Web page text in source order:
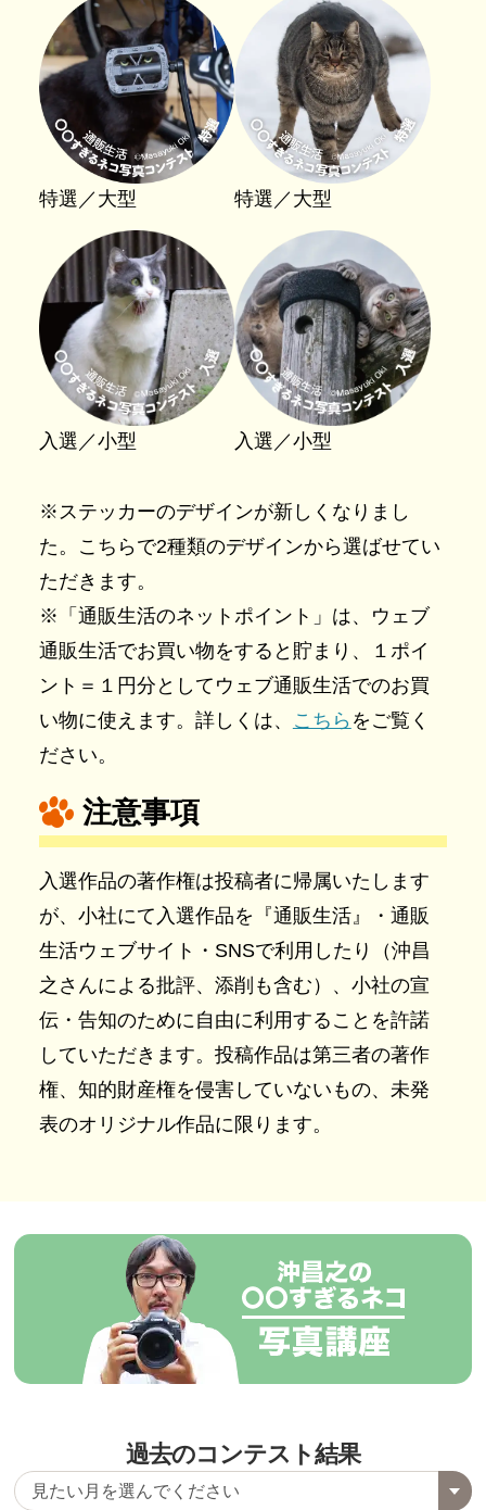
特選／大型 特選／大型
入選／小型 入選／小型
※ステッカーのデザインが新しくなりまし
た。こちらで2種類のデザインから選ばせてい
ただきます。
※「通販生活のネットポイント」は、ウェブ
通販生活でお買い物をすると貯まり、１ポイ
ント＝１円分としてウェブ通販生活でのお買
い物に使えます。詳しくは、
こちら をご覧く
ださい。
注意事項
入選作品の著作権は投稿者に帰属いたします
が、小社にて入選作品を『通販生活』・通販
生活ウェブサイト・SNSで利用したり（沖昌
之さんによる批評、添削も含む）、小社の宣
伝・告知のために自由に利用することを許諾
していただきます。投稿作品は第三者の著作
権、知的財産権を侵害していないもの、未発
表のオリジナル作品に限ります。
過去のコンテスト結果